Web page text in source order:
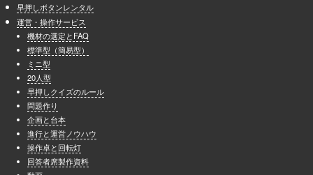
早押しボタンレンタル
運営・操作サービス
機材の選定とFAQ
標準型（簡易型）
ミニ型
20人型
早押しクイズのルール
問題作り
企画と台本
進行と運営ノウハウ
操作卓と回転灯
回答者席製作資料